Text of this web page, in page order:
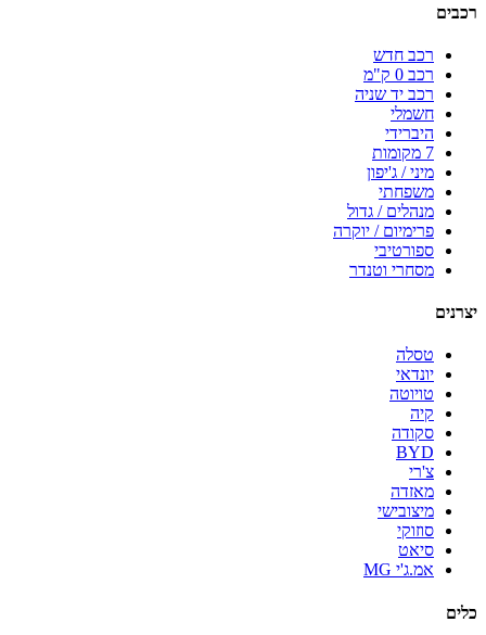
רכבים
רכב חדש
רכב 0 ק"מ
רכב יד שניה
חשמלי
היברידי
7 מקומות
מיני / ג'יפון
משפחתי
מנהלים / גדול
פרימיום / יוקרה
ספורטיבי
מסחרי וטנדר
יצרנים
טסלה
יונדאי
טויוטה
קיה
סקודה
BYD
צ'רי
מאזדה
מיצובישי
סוזוקי
סיאט
אמ.ג'י MG
כלים